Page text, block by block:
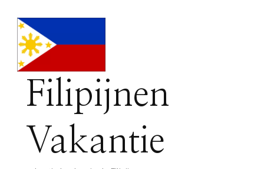
Filipijnen
Vakantie